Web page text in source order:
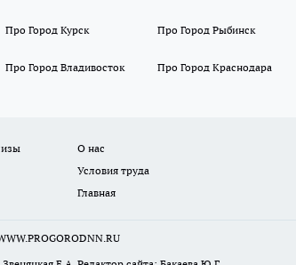
Про Город Курск Про Город Рыбинск
Про Город Владивосток Про Город Краснодара
О нас
Условия труда
Главная